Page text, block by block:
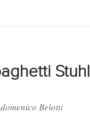
Stuhl
Belotti